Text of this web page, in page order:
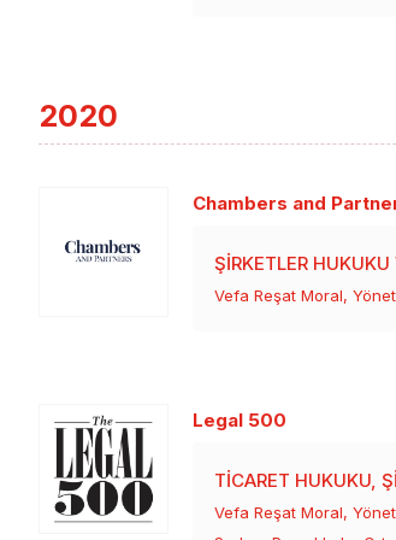
2020
Chambers and
ŞIRKETLER
Vefa Reşat Moral,
Legal 500
TICARET HUKUKU,
Vefa Reşat Moral,